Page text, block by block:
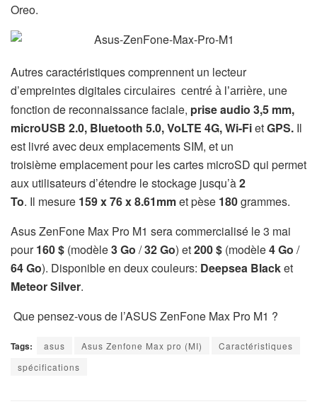
Oreo.
Autres caractéristiques comprennent un lecteur
d’empreintes digitales circulaires centré à l’arrière, une
fonction de reconnaissance faciale, prise audio 3,5 mm,
microUSB 2.0, Bluetooth 5.0, VoLTE 4G, Wi-FietGPS. Il
est livré avec deux emplacements SIM, et un
troisièmeemplacement pour les cartes microSD qui permet
aux utilisateurs d’étendre le stockage jusqu’à2
To. Il mesure 159 x 76 x 8.61mmet pèse 180grammes.
Asus ZenFone Max Pro M1 sera commercialisé le 3 mai
pour160 $ ​​(modèle3 Go /32 Go) et200 $ (modèle4 Go /
64 Go). Disponible en deux couleurs: Deepsea Blacket
Meteor Silver.
Que pensez-vous de l’ASUS ZenFone Max Pro M1 ?
Tags: asus Asus Zenfone Max pro (MI)
Caractéristiques
spécifications